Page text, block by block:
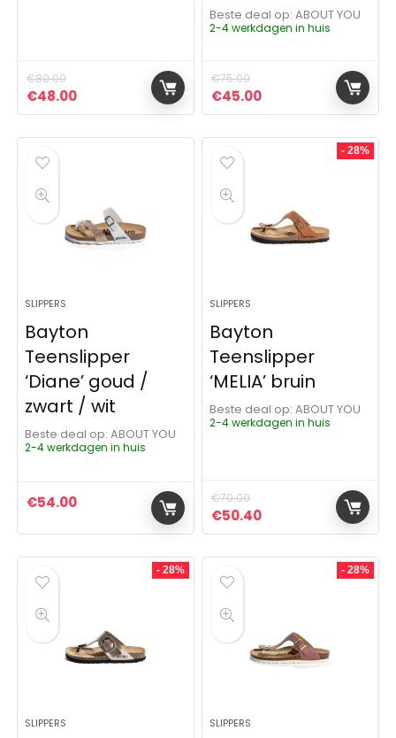
€80.00
Oorspronkelijke prijs was: €80.00.
€48.00Huidige prijs is: €48.00.
Beste deal op:
ABOUT YOU
2-4 werkdagen in huis
€75.00
Oorspronkelijke prijs was:
€45.00Huidige prijs is:
SLIPPERS
Bayton
Teenslipper
‘Diane’ goud /
zwart / wit
Beste deal op:
ABOUT YOU
2-4 werkdagen in huis
€54.00
- 28%
SLIPPERS
Bayton
Teenslipper
‘MELIA’ bruin
Beste deal op:
ABOUT YOU
2-4 werkdagen in huis
€70.00
Oorspronkelijke prijs was:
€50.40Huidige prijs is:
- 28%
SLIPPERS
- 28%
SLIPPERS